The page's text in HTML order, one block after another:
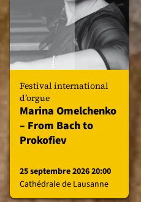
Festival international
d’orgue
Marina Omelchenko
– From Bach to
Prokofiev
25 septembre 2026 20:00
Cathédrale de Lausanne